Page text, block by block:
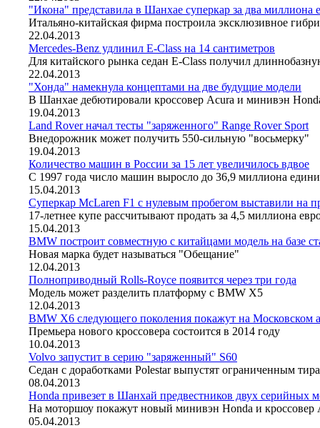
"Икона" представила в Шанхае суперкар за два миллиона
Итальяно-китайская фирма построила эксклюзивное
22.04.2013
Mercedes-Benz удлинил E-Class на 14 сантиметров
Для китайского рынка седан E-Class получил
22.04.2013
"Хонда" намекнула концептами на две будущие модели
В Шанхае дебютировали кроссовер Acura и минивэн
19.04.2013
Land Rover начал тесты "заряженного" Range Rover Sport
Внедорожник может получить 550-сильную "восьмерку"
19.04.2013
Количество машин в России за 15 лет увеличилось вдвое
С 1997 года число машин выросло до 36,9 миллиона
15.04.2013
Суперкар McLaren F1 с нулевым пробегом выставили на
17-летнее купе рассчитывают продать за 4,5 миллиона
15.04.2013
BMW построит совместную с китайцами модель на базе
Новая марка будет называться "Обещание"
12.04.2013
Полноприводный Rolls-Royce появится через три года
Модель может разделить платформу с BMW X5
12.04.2013
BMW X6 следующего поколения покажут на Московском
Премьера нового кроссовера состоится в 2014 году
10.04.2013
Volvo запустит в серию "заряженный" S60
Седан с доработками Polestar выпустят ограниченным
08.04.2013
Honda привезет в Шанхай предвестников двух серийных
На моторшоу покажут новый минивэн Honda и кроссовер
05.04.2013